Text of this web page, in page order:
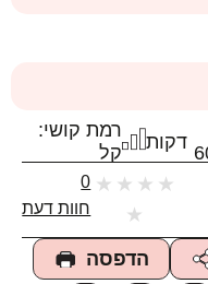
דקות
רמת קושי:
קל
★
★
★
★
★
0
חוות דעת
הדפסה